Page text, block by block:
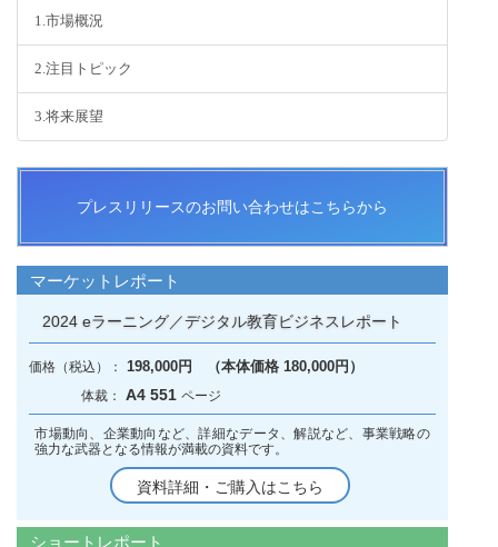
1.市場概況
2.注目トピック
3.将来展望
プレスリリースのお問い合わせはこちらから
マーケットレポート
2024 eラーニング／デジタル教育ビジネスレポート
198,000円 （本体価格 180,000円）
A4 551
市場動向、企業動向など、詳細なデータ、解説など、事業戦略の
強力な武器となる情報が満載の資料です。
資料詳細・ご購入はこちら
ショートレポート